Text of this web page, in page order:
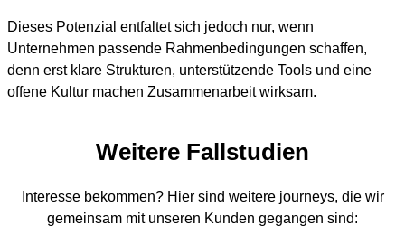
Dieses Potenzial entfaltet sich jedoch nur, wenn
Unternehmen passende Rahmenbedingungen schaffen,
denn erst klare Strukturen, unterstützende Tools und eine
offene Kultur machen Zusammenarbeit wirksam.
Weitere Fallstudien
Interesse bekommen? Hier sind weitere journeys, die wir
gemeinsam mit unseren Kunden gegangen sind: